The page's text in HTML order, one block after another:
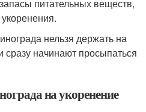
питательных веществ,
нельзя держать на
сразу начинают просыпаться
на укоренение